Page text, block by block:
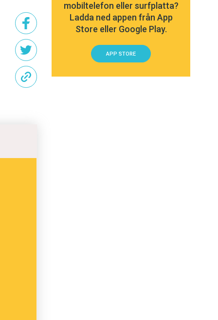
mobiltelefon eller surfplatta?
Ladda ned appen från App
Store eller Google Play.
APP STORE